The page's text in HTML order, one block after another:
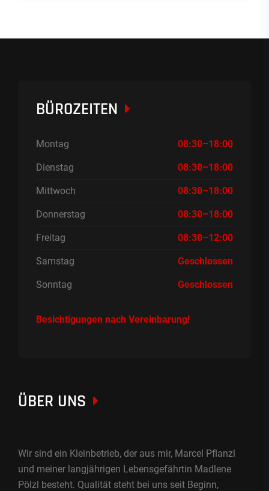
BÜROZEITEN
Montag 08:30–18:00
Dienstag 08:30–18:00
Mittwoch 08:30–18:00
Donnerstag 08:30–18:00
Freitag 08:30–12:00
Samstag Geschlossen
Sonntag Geschlossen
Besichtigungen nach Vereinbarung!
ÜBER UNS
Wir sind ein Kleinbetrieb, der aus mir, Marcel Pflanzl
und meiner langjährigen Lebensgefährtin Madlene
Pölzl besteht. Qualität steht bei uns seit Beginn,